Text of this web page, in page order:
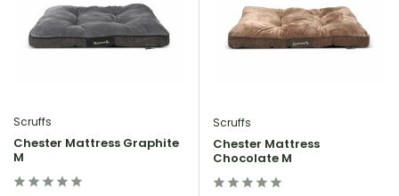
Scruffs
Chester Mattress Graphite
M
Scruffs
Chester Mattress
Chocolate M